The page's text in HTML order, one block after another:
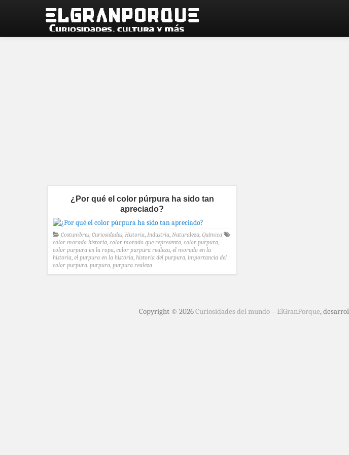
¿Por qué el color púrpura ha sido tan
apreciado?
Costumbres, Curiosidades, Historia, Industria, Naturaleza, Química
color morado historia, color morado que representa, color purpura,
color purpura en la ropa, color purpura realeza, el morado en la
historia, el purpura en la historia, historia del purpura, importancia del
color purpura, purpura, purpura realeza
Copyright © 2026Curiosidades del mundo – ElGranPorque,